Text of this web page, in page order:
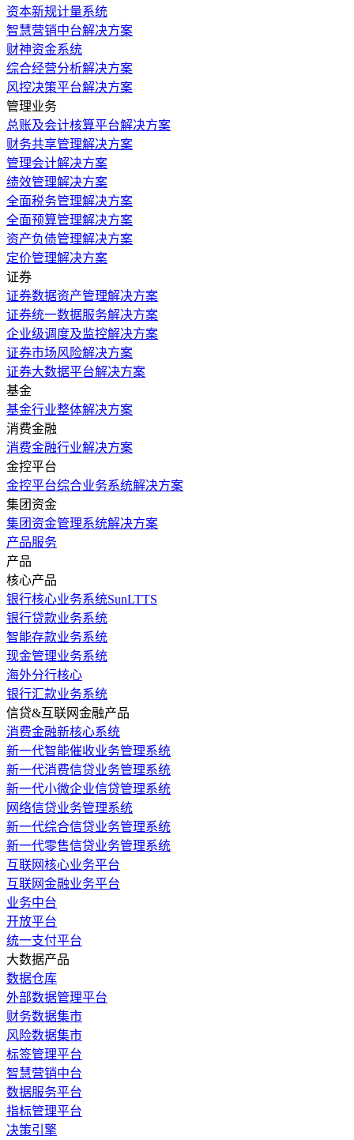
资本新规计量系统
智慧营销中台解决方案
财神资金系统
综合经营分析解决方案
风控决策平台解决方案
管理业务
总账及会计核算平台解决方案
财务共享管理解决方案
管理会计解决方案
绩效管理解决方案
全面税务管理解决方案
全面预算管理解决方案
资产负债管理解决方案
定价管理解决方案
证券
证券数据资产管理解决方案
证券统一数据服务解决方案
企业级调度及监控解决方案
证券市场风险解决方案
证券大数据平台解决方案
基金
基金行业整体解决方案
消费金融
消费金融行业解决方案
金控平台
金控平台综合业务系统解决方案
集团资金
集团资金管理系统解决方案
产品服务
产品
核心产品
银行核心业务系统SunLTTS
银行贷款业务系统
智能存款业务系统
现金管理业务系统
海外分行核心
银行汇款业务系统
信贷&互联网金融产品
消费金融新核心系统
新一代智能催收业务管理系统
新一代消费信贷业务管理系统
新一代小微企业信贷管理系统
网络信贷业务管理系统
新一代综合信贷业务管理系统
新一代零售信贷业务管理系统
互联网核心业务平台
互联网金融业务平台
业务中台
开放平台
统一支付平台
大数据产品
数据仓库
外部数据管理平台
财务数据集市
风险数据集市
标签管理平台
智慧营销中台
数据服务平台
指标管理平台
决策引擎